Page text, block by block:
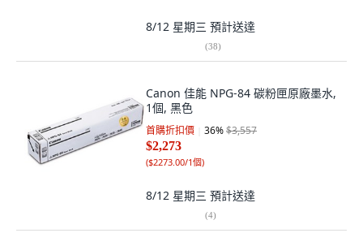
8/12 星期三 預計送達
(38)
Canon 佳能 NPG-84 碳粉匣原廠墨水,
1個, 黑色
首購折扣價 36%$3,557
$2,273
($2273.00/1個)
8/12 星期三 預計送達
(4)